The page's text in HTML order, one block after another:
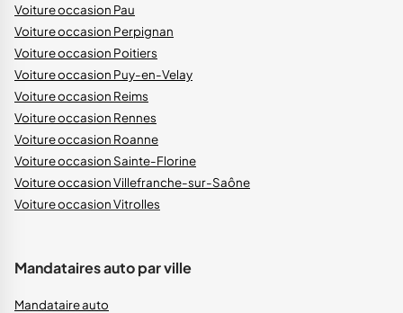
Voiture occasion Pau
Voiture occasion Perpignan
Voiture occasion Poitiers
Voiture occasion Puy-en-Velay
Voiture occasion Reims
Voiture occasion Rennes
Voiture occasion Roanne
Voiture occasion Sainte-Florine
Voiture occasion Villefranche-sur-Saône
Voiture occasion Vitrolles
Mandataires auto par ville
Mandataire auto